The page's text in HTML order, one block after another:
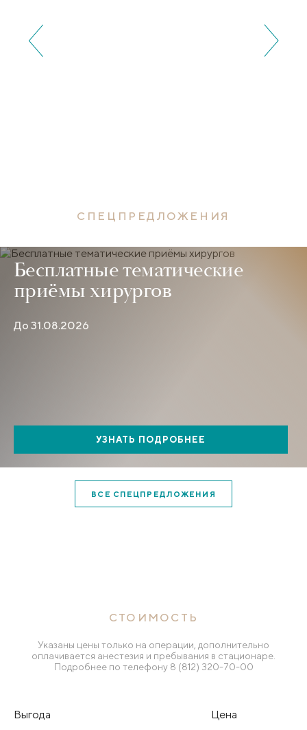
СПЕЦПРЕДЛОЖЕНИЯ
Бесплатные тематические
приёмы хирургов
До 31.08.2026
УЗНАТЬ ПОДРОБНЕЕ
ВСЕ СПЕЦПРЕДЛОЖЕНИЯ
СТОИМОСТЬ
Указаны цены только на операции, дополнительно
оплачивается анестезия и пребывания в стационаре.
Подробнее по телефону 8 (812) 320-70-00
Выгода Цена